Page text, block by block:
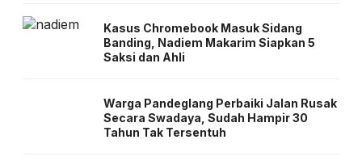
Kasus Chromebook Masuk Sidang
Banding, Nadiem Makarim Siapkan 5
Saksi dan Ahli
Warga Pandeglang Perbaiki Jalan Rusak
Secara Swadaya, Sudah Hampir 30
Tahun Tak Tersentuh